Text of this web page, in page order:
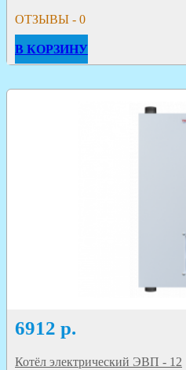
ОТЗЫВЫ - 0
В КОРЗИНУ
6912 р.
Котёл электрический ЭВП - 12